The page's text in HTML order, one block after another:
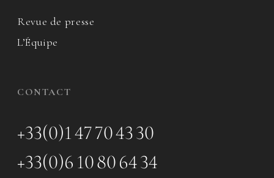
Revue de presse
L’Équipe
CONTACT
+33(0)1 47 70 43 30
+33(0)6 10 80 64 34